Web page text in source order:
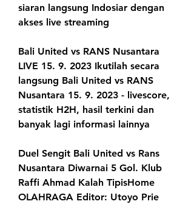
siaran langsung Indosiar dengan
akses live streaming
Bali United vs RANS Nusantara
LIVE 15. 9. 2023 Ikutilah secara
langsung Bali United vs RANS
Nusantara 15. 9. 2023 - livescore,
statistik H2H, hasil terkini dan
banyak lagi informasi lainnya
Duel Sengit Bali United vs Rans
Nusantara Diwarnai 5 Gol. Klub
Raffi Ahmad Kalah TipisHome
OLAHRAGA Editor: Utoyo Prie